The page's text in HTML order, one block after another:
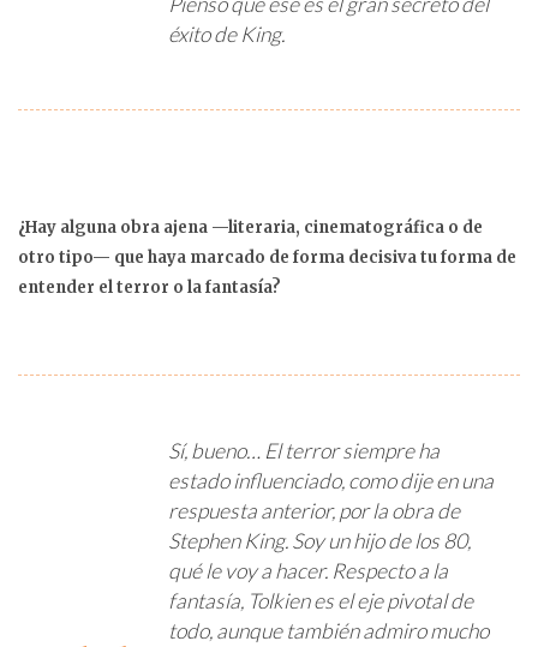
éxito de King.
¿Hay alguna obra ajena —literaria, cinematográfica o de
otro tipo— que haya marcado de forma decisiva tu forma de
entender el terror o la fantasía?
Sí, bueno… El terror siempre ha
estado influenciado, como dije en una
respuesta anterior, por la obra de
Stephen King. Soy un hijo de los 80,
qué le voy a hacer. Respecto a la
fantasía, Tolkien es el eje pivotal de
todo, aunque también admiro mucho